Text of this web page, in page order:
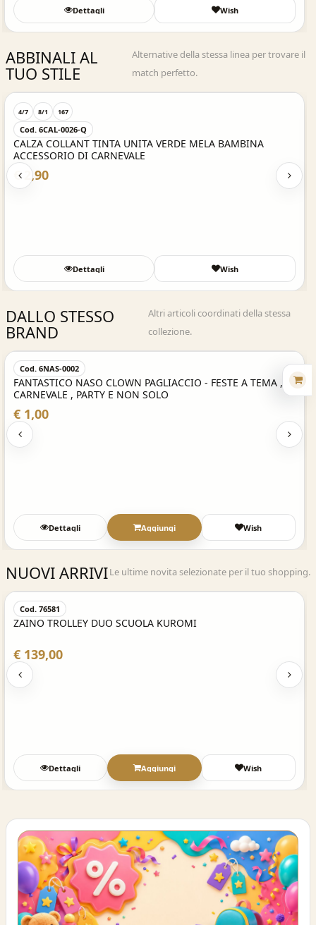
Dettagli Wish
ABBINALI AL
TUO STILE
Alternative della stessa linea per trovare il
match perfetto.
Acquisto Veloce
4/7 8/1 167
Cod. 6CAL-0026-Q
CALZA COLLANT TINTA UNITA VERDE MELA BAMBINA
ACCESSORIO DI CARNEVALE
€ 2,90
Dettagli Wish
DALLO STESSO
BRAND
Altri articoli coordinati della stessa
collezione.
Acquisto Veloce
Cod. 6NAS-0002
FANTASTICO NASO CLOWN PAGLIACCIO - FESTE A TEMA ,
CARNEVALE , PARTY E NON SOLO
€ 1,00
Dettagli Aggiungi Wish
NUOVI ARRIVILe ultime novita selezionate per il tuo shopping.
Acquisto Veloce
Cod. 76581
ZAINO TROLLEY DUO SCUOLA KUROMI
€ 139,00
Dettagli Aggiungi Wish